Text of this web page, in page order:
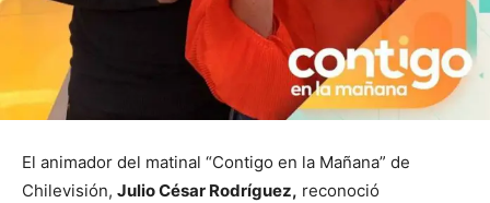
El animador del matinal “Contigo en la Mañana” de
Chilevisión, Julio César Rodríguez, reconoció